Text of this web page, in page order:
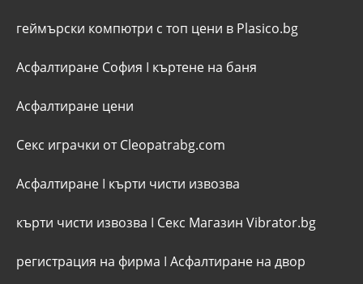
геймърски компютри с топ цени в Plasico.bg
Асфалтиране София I къртене на баня
Асфалтиране цени
Секс играчки от Cleopatrabg.com
Асфалтиране I кърти чисти извозва
кърти чисти извозва I Секс Магазин Vibrator.bg
регистрация на фирма I Асфалтиране на двор